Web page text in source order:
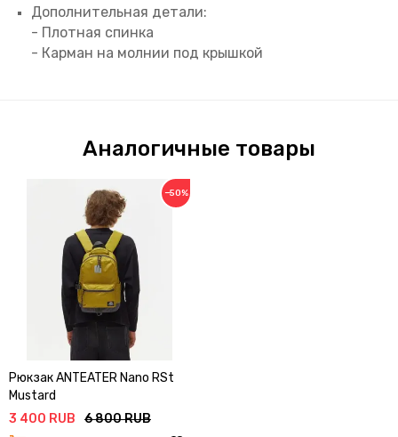
Дополнительная детали:
- Плотная спинка
- Карман на молнии под крышкой
Аналогичные товары
−50%
Рюкзак ANTEATER Nano RSt
Mustard
3 400 RUB
6 800 RUB